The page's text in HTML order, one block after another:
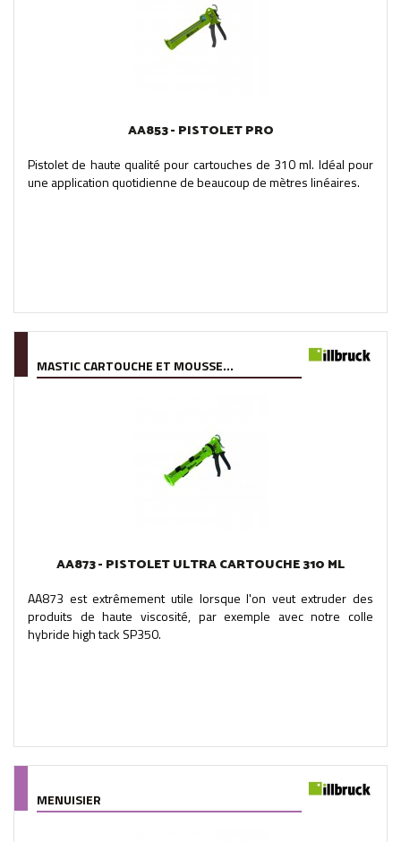
AA853 - PISTOLET PRO
Pistolet de haute qualité pour cartouches de 310 ml. Idéal pour
une application quotidienne de beaucoup de mètres linéaires.
MASTIC CARTOUCHE ET MOUSSE...
AA873 - PISTOLET ULTRA CARTOUCHE 310 ML
AA873 est extrêmement utile lorsque l'on veut extruder des
produits de haute viscosité, par exemple avec notre colle
hybride high tack SP350.
MENUISIER